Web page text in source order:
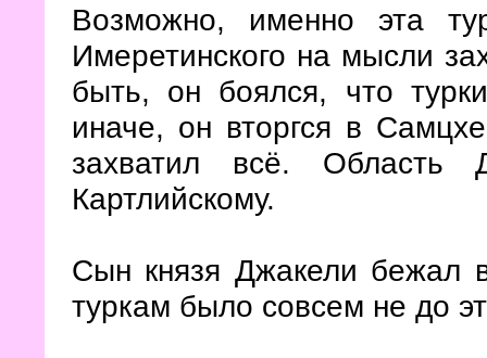
Возможно, именно эта
Имеретинского на мысли
быть, он боялся, что
иначе, он вторгся в
захватил всё. Область
Картлийскому.
Сын князя Джакели бежал
туркам было совсем не до